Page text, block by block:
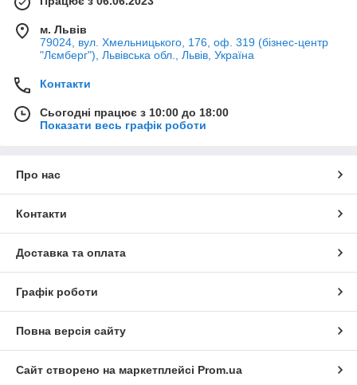
м. Львів
79024, вул. Хмельницького, 176, оф. 319 (бізнес-центр
"Лємберг"), Львівська обл., Львів, Україна
Контакти
Сьогодні працює з 10:00 до 18:00
Показати весь графік роботи
Про нас
Контакти
Доставка та оплата
Графік роботи
Повна версія сайту
Сайт створено на маркетплейсі Prom.ua